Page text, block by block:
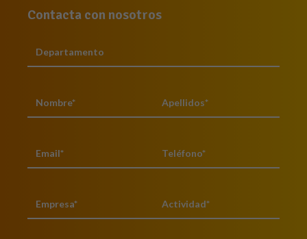
Contacta con nosotros